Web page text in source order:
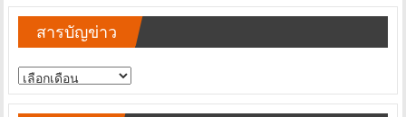
สารบัญข่าว
สารบัญ
ข่าว